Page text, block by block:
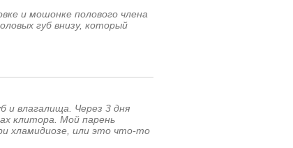
и мошонке полового члена
губ внизу, который
и влагалища. Через 3 дня
клитора. Мой парень
хламидиозе, или это что-то